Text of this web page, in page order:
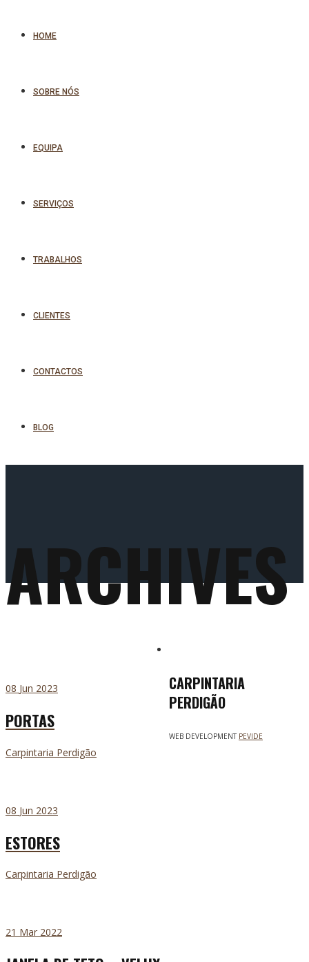
HOME
SOBRE NÓS
EQUIPA
SERVIÇOS
TRABALHOS
CLIENTES
CONTACTOS
BLOG
ARCHIVES
08 Jun 2023
PORTAS
Carpintaria Perdigão
08 Jun 2023
ESTORES
Carpintaria Perdigão
21 Mar 2022
CARPINTARIA
PERDIGÃO
WEB DEVELOPMENT PEVIDE